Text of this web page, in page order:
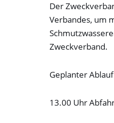
Bildschirmleser
Der
Verbandes, um
Geplanter
13.00 Uhr